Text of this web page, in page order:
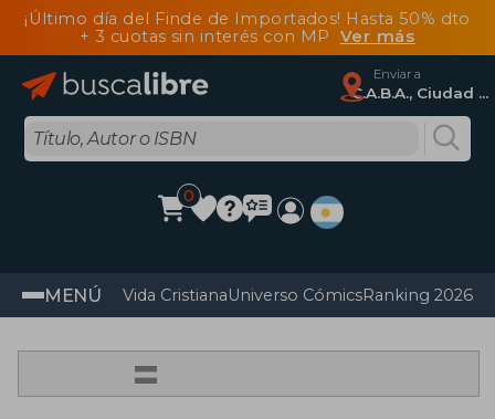
¡Último día del Finde de Importados! Hasta 50% dto
+ 3 cuotas sin interés con MP Ver más
Enviar a
C.A.B.A., Ciudad Autónoma De Buenos Aires
0
MENÚ Vida CristianaUniverso CómicsRanking 2026
=